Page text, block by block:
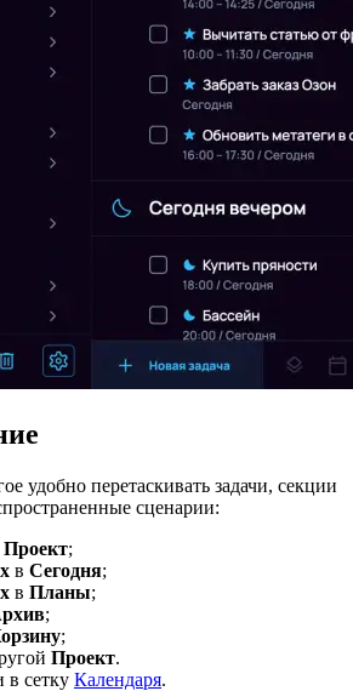
удобно перетаскивать задачи, секции
сценарии:
Проект;
в Сегодня;
в Планы;
;
;
Проект.
сетку Календаря.